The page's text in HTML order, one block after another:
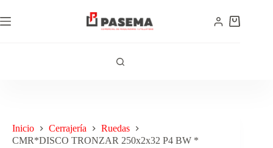
Inicio Cerrajería
Ruedas
CMR*DISCO TRONZAR 250x2x32 P4 BW *